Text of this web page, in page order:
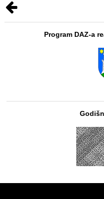
Program DAZ-a